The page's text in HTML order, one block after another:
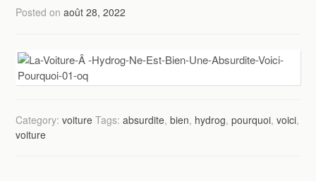
Posted onaoût 28, 2022
Category:voiture Tags:absurdite,bien, hydrog,pourquoi,voici,
voiture